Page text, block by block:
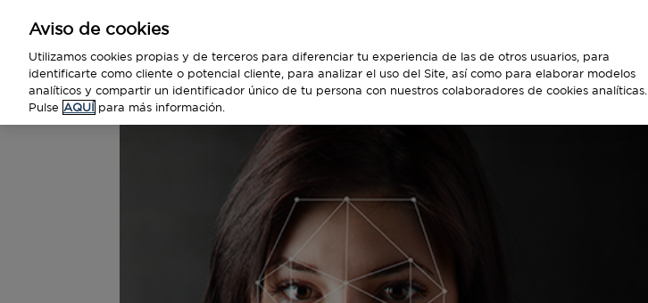
Aviso de cookies
Utilizamos cookies propias y de terceros para diferenciar tu experiencia de las de otros usuarios, para
identificarte como cliente o potencial cliente, para analizar el uso del Site, así como para elaborar modelos
analíticos y compartir un identificador único de tu persona con nuestros colaboradores de cookies analíticas.
Pulse AQUÍ para más información.